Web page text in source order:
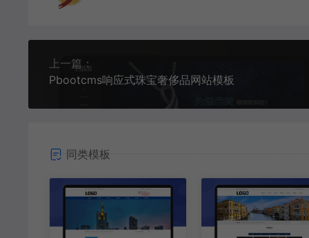
上一篇：
Pbootcms响应式珠宝奢侈品网站模板
同类模板